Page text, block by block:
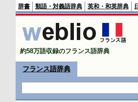
辞書 類語・対義語辞典 英和・和英辞典
約58万語収録のフランス語辞典
フランス語辞典